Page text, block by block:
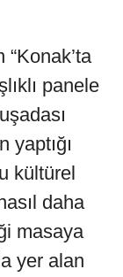
“Konak’ta
panele
yaptığı
kültürel
daha
masaya
yer alan